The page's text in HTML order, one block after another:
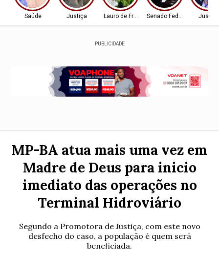
Saúde Justiça Lauro de FreitasSenado Federal Justiça
PUBLICIDADE
MP-BA atua mais uma vez em
Madre de Deus para inicio
imediato das operações no
Terminal Hidroviário
Segundo a Promotora de Justiça, com este novo
desfecho do caso, a população é quem será
beneficiada.